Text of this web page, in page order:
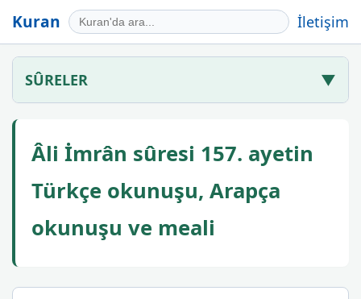
Kuran İletişim
SÛRELER ▼
Âli İmrân sûresi 157. ayetin
Türkçe okunuşu, Arapça
okunuşu ve meali